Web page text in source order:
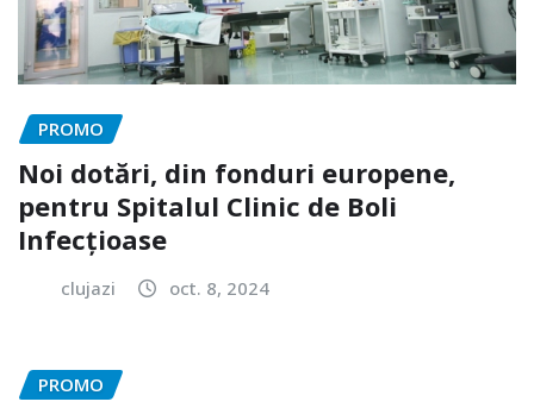
PROMO
Noi dotări, din fonduri europene,
pentru Spitalul Clinic de Boli
Infecțioase
clujazi oct. 8, 2024
PROMO